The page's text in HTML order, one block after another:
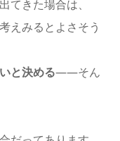
てきた場合は、
えみるとよさそう
と決める――そん